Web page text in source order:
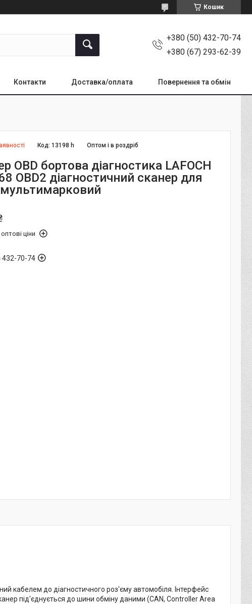
Кошик
+380 (50) 432-70-74
+380 (67) 293-62-39
Контакти Доставка/оплата Повернення та обмін
Оптом і в роздріб
Код:13198 h
OBD бортова діагностика LAFOCH
OBD2 діагностичний сканер для
ціни
432-70-74
кабелем до діагностичного роз'єму автомобіля. Інтерфейс
під'єднується до шини обміну даними (CAN, Controller Area